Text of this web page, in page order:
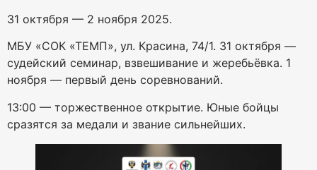
31 октября — 2 ноября 2025.
МБУ «СОК «ТЕМП», ул. Красина, 74/1. 31 октября —
судейский семинар, взвешивание и жеребьёвка. 1
ноября — первый день соревнований.
13:00 — торжественное открытие. Юные бойцы
сразятся за медали и звание сильнейших.